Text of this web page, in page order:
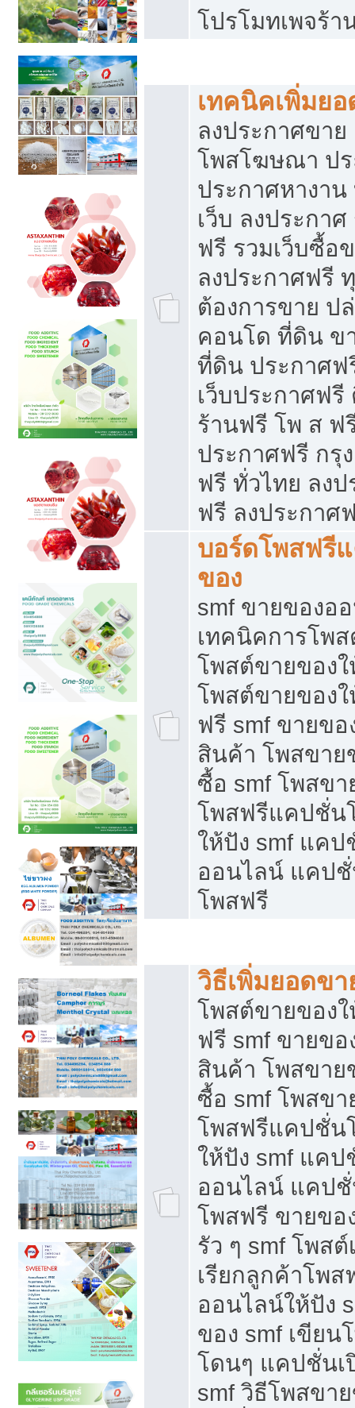
โปรโมทเพจร้า
เทคนิคเพิ่มย
ลงประกาศขา
โพสโฆษณา ป
ประกาศหางา
เว็บ ลงประกา
ฟรี รวมเว็บซื้อ
ลงประกาศฟรี
ต้องการขาย ป
คอนโด ที่ดิน ข
ที่ดิน ประกาศฟ
เว็บประกาศฟ
ร้านฟรี โพ ส ฟ
ประกาศฟรี กรุ
ฟรี ทั่วไทย ลง
ฟรี ลงประกาศ
บอร์ดโพสฟรี
ของ
smf ขายของอ
เทคนิคการโพ
โพสต์ขายของ
โพสต์ขายของ
ฟรี smf ขายข
สินค้า โพสขาย
ซื้อ smf โพสข
โพสฟรีแคปชั่น
ให้ปัง smf แค
ออนไลน์ แคป
โพสฟรี
วิธีเพิ่มยอดข
โพสต์ขายของ
ฟรี smf ขายข
สินค้า โพสขาย
ซื้อ smf โพสข
โพสฟรีแคปชั่น
ให้ปัง smf แค
ออนไลน์ แคป
โพสฟรี ขายขอ
รัว ๆ smf โพส
เรียกลูกค้าโพส
ออนไลน์ให้ปัง
ของ smf เขียน
โดนๆ แคปชั่นเ
smf วิธีโพสขา